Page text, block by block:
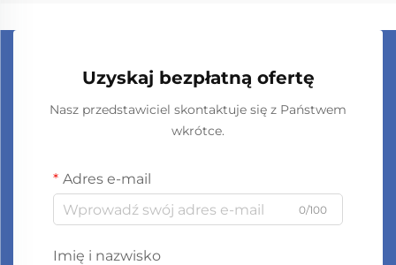
Uzyskaj bezpłatną ofertę
Nasz przedstawiciel skontaktuje się z Państwem
wkrótce.
Adres e-mail
0/100
Imię i nazwisko